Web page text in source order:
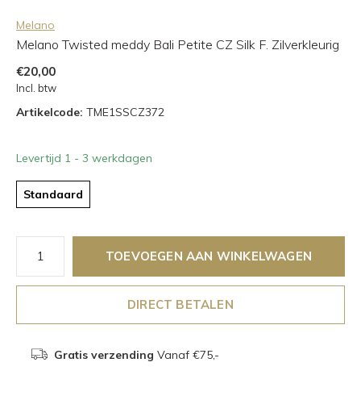
Melano
Melano Twisted meddy Bali Petite CZ Silk F. Zilverkleurig
€20,00
Incl. btw
Artikelcode: TME1SSCZ372
Levertijd 1 - 3 werkdagen
Standaard
TOEVOEGEN AAN WINKELWAGEN
DIRECT BETALEN
Gratis verzending Vanaf €75,-